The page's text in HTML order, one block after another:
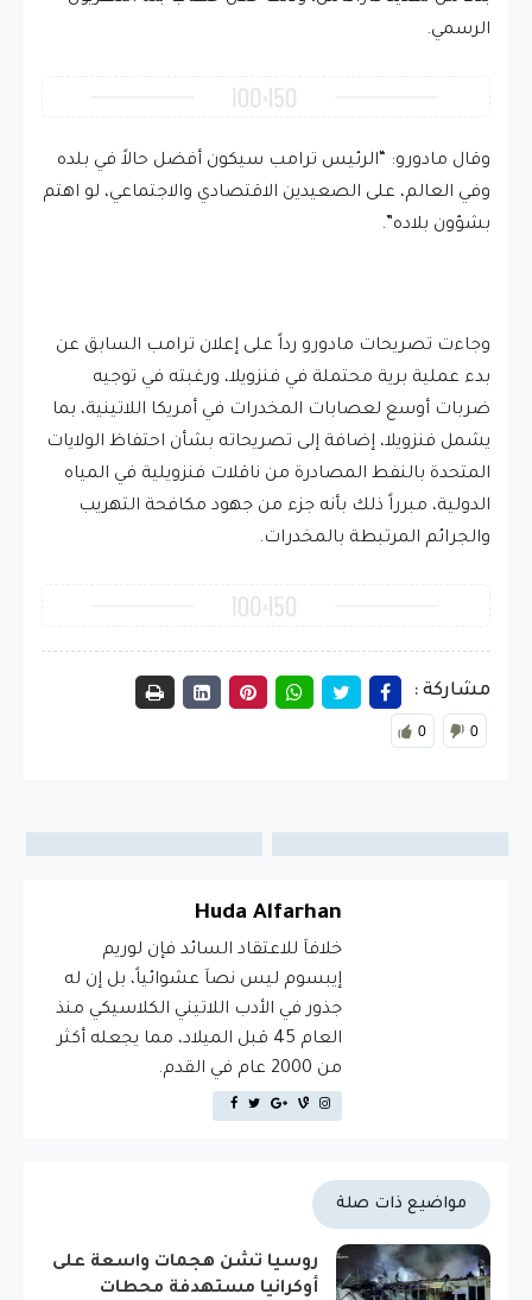
الرسمي.
وقال مادورو: “الرئيس ترامب سيكون أفضل حالاً في بلده
وفي العالم، على الصعيدين الاقتصادي والاجتماعي، لو اهتم
بشؤون بلاده”.
وجاءت تصريحات مادورو رداً على إعلان ترامب السابق عن
بدء عملية برية محتملة في فنزويلا، ورغبته في توجيه
ضربات أوسع لعصابات المخدرات في أمريكا اللاتينية، بما
يشمل فنزويلا، إضافة إلى تصريحاته بشأن احتفاظ الولايات
المتحدة بالنفط المصادرة من ناقلات فنزويلية في المياه
الدولية، مبرراً ذلك بأنه جزء من جهود مكافحة التهريب
والجرائم المرتبطة بالمخدرات.
مشاركة :
0 0
Huda Alfarhan
خلافاَ للاعتقاد السائد فإن لوريم
إيبسوم ليس نصاَ عشوائياً، بل إن له
جذور في الأدب اللاتيني الكلاسيكي منذ
العام 45 قبل الميلاد، مما يجعله أكثر
من 2000 عام في القدم.
مواضيع ذات صلة
روسيا تشن هجمات واسعة على
أوكرانيا مستهدفة محطات